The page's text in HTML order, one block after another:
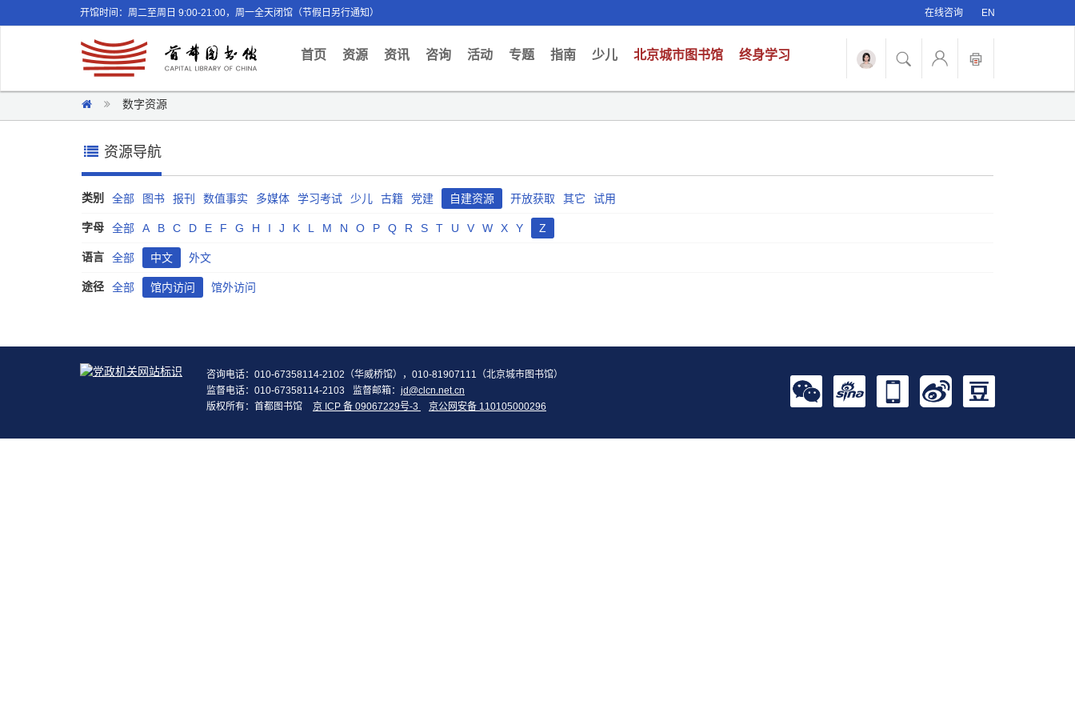
开馆时间：周二至周日 9:00-21:00，周一全天闭馆（节假日另行通知） 在线咨询 EN
首页(current)
资源 资讯 咨询 活动 专题 指南 少儿 北京城市图书馆 终身学习
数字资源
资源导航
类别 全部 图书 报刊 数值事实 多媒体 学习考试 少儿 古籍 党建 自建资源 开放获取 其它 试用
字母 全部 A B C D E F G H I J K L M N O P Q R S T U V W X Y Z
语言 全部 中文 外文
途径 全部 馆内访问 馆外访问
咨询电话：010-67358114-2102（华威桥馆），010-81907111（北京城市图书馆）
监督电话：010-67358114-2103
监督邮箱： jd@clcn.net.cn
版权所有：首都图书馆
京 ICP 备 09067229号-3 京公网安备 110105000296